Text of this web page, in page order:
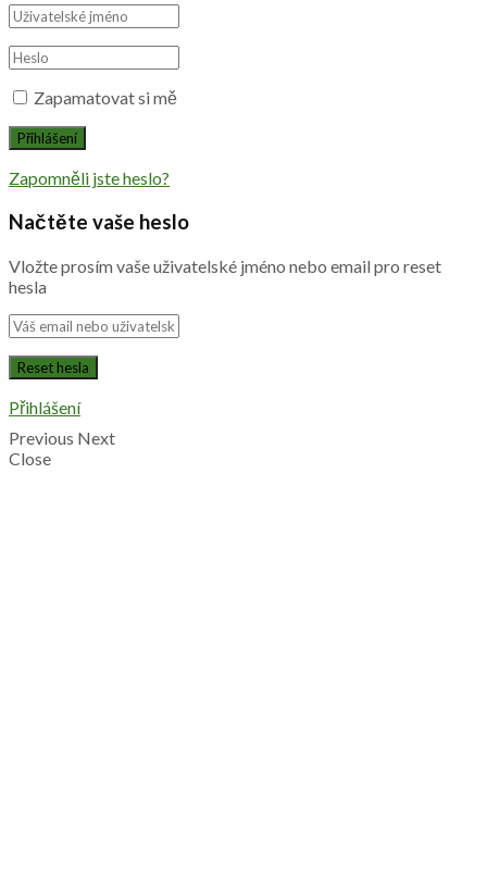
Zapamatovat si mě
Zapomněli jste heslo?
Načtěte vaše heslo
Vložte prosím vaše uživatelské jméno nebo email pro reset
hesla
Přihlášení
Previous Next
Close